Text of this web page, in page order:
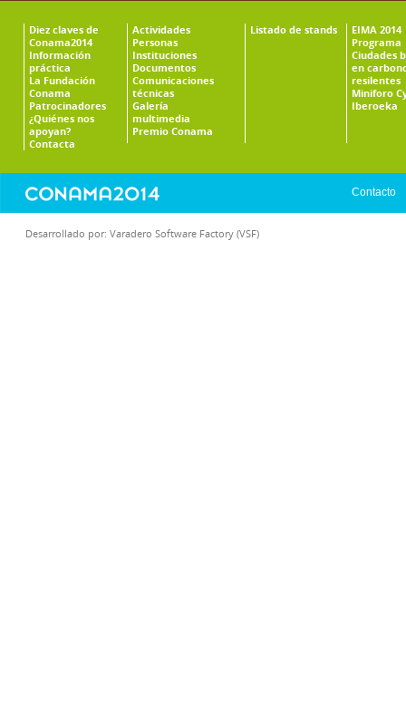
Diez claves de
Conama2014
Información
práctica
La Fundación
Conama
Patrocinadores
¿Quiénes nos
apoyan?
Contacta
Actividades
Personas
Instituciones
Documentos
Comunicaciones
técnicas
Galería
multimedia
Premio Conama
Listado de stands
EIMA 2014
Programa
Ciudades
en
resilentes
Miniforo
Iberoeka
Contacto
Desarrollado por: Varadero Software Factory (VSF)